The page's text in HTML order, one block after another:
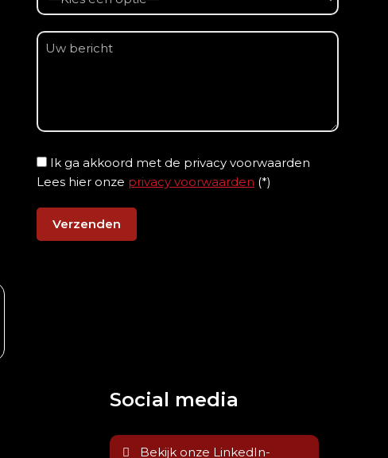
Ik ga akkoord met de privacy voorwaarden
Lees hier onze privacy voorwaarden (*)
Social media
Bekijk onze LinkedIn-